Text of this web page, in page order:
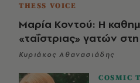
THESS VOICE
Μαρία Κοντού: Η
«ταΐστριας» γατών
Κυριάκος Αθανασιάδης
COSMIC